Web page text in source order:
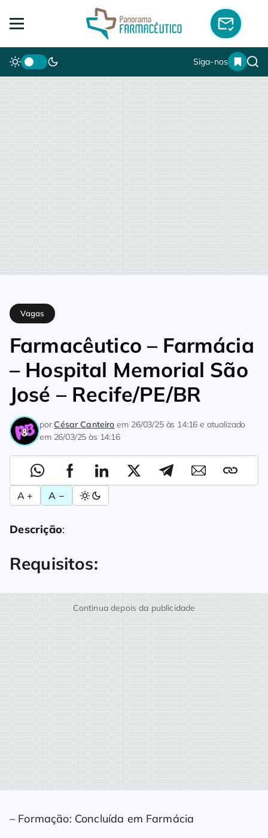
Siga-nos
Home Vagas
Vagas
Farmacêutico – Farmácia
– Hospital Memorial São
José – Recife/PE/BR
porCésar Canteiro em 26/03/25 às 14:16e atualizado
em 26/03/25 às 14:16
A + A −
Descrição:
Requisitos:
Continua depois da publicidade
– Formação: Concluída em Farmácia